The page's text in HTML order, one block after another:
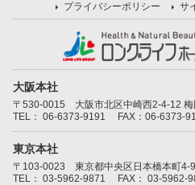
プライバシーポリシー サ
大阪本社
〒530-0015 大阪市北区中崎西2-4-12 梅
TEL： 06-6373-9191 FAX：06-6373-
東京本社
〒103-0023 東京都中央区日本橋本町4-
TEL： 03-5962-9871 FAX： 03-5962-